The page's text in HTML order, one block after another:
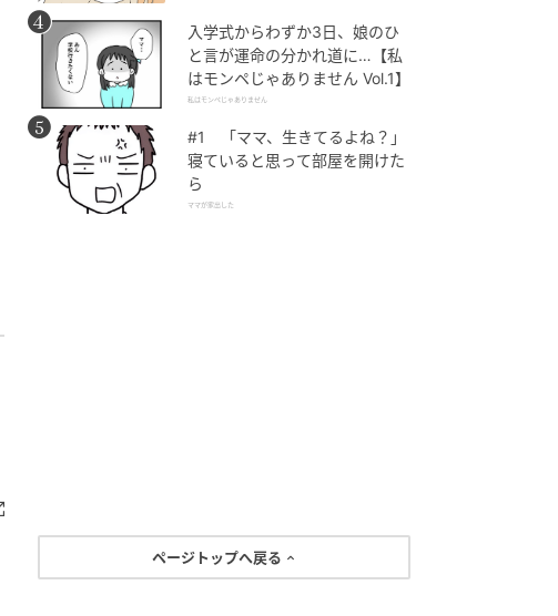
入学式からわずか3日、娘のひ
と言が運命の分かれ道に…【私
はモンペじゃありません Vol.1】
私はモンペじゃありません
#1 「ママ、生きてるよね？」
寝ていると思って部屋を開けた
ら
ママが家出した
ページトップへ戻る